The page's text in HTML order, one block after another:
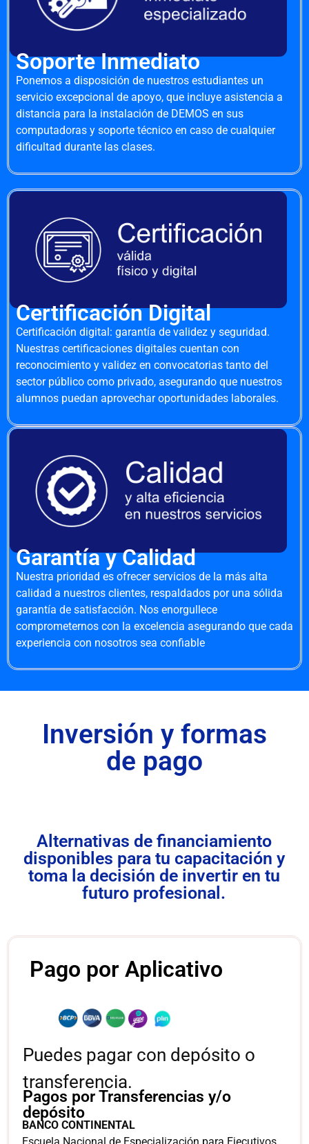
Soporte Inmediato
Ponemos a disposición de nuestros estudiantes un
servicio excepcional de apoyo, que incluye asistencia a
distancia para la instalación de DEMOS en sus
computadoras y soporte técnico en caso de cualquier
dificultad durante las clases.
Certificación Digital
Certificación digital: garantía de validez y seguridad.
Nuestras certificaciones digitales cuentan con
reconocimiento y validez en convocatorias tanto del
sector público como privado, asegurando que nuestros
alumnos puedan aprovechar oportunidades laborales.
Garantía y Calidad
Nuestra prioridad es ofrecer servicios de la más alta
calidad a nuestros clientes, respaldados por una sólida
garantía de satisfacción. Nos enorgullece
comprometernos con la excelencia asegurando que cada
experiencia con nosotros sea confiable
Inversión y formas
de pago
Alternativas de financiamiento
disponibles para tu capacitación y
toma la decisión de invertir en tu
futuro profesional.
Pago por Aplicativo
Puedes pagar con depósito o
transferencia.
BANCO CONTINENTAL
Pagos por Transferencias y/o
depósito